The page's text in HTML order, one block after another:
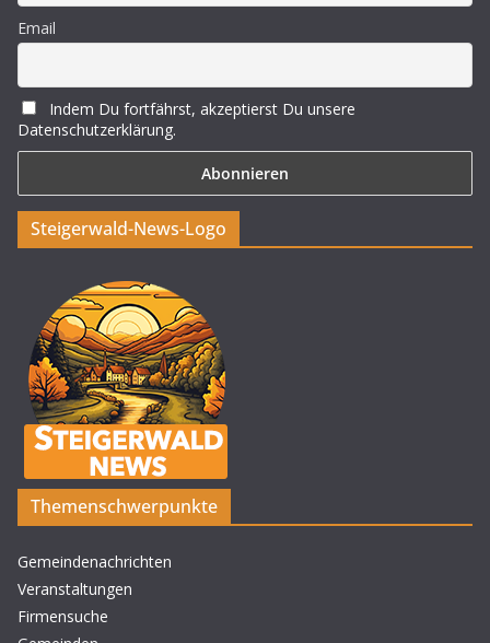
Email
Indem Du fortfährst, akzeptierst Du unsere
Datenschutzerklärung.
Steigerwald-News-Logo
Themenschwerpunkte
Gemeindenachrichten
Veranstaltungen
Firmensuche